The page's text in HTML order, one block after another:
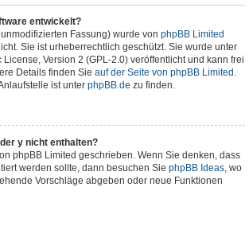
entwickelt?
Fassung) wurde von phpBB Limited
Sie ist urheberrechtlich geschützt. Sie wurde unter
Version 2 (GPL-2.0) veröffentlicht und kann frei
Details finden Sie auf der Seite von phpBB Limited .
ist unter phpBB.de zu finden.
y nicht enthalten?
phpBB Limited geschrieben. Wenn Sie denken, dass
werden sollte, dann besuchen Sie phpBB Ideas, wo
Vorschläge abgeben oder neue Funktionen